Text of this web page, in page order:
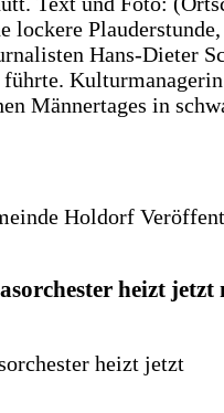
lockere
Hans-Dieter
Männertages in
Holdorf
heizt jetzt